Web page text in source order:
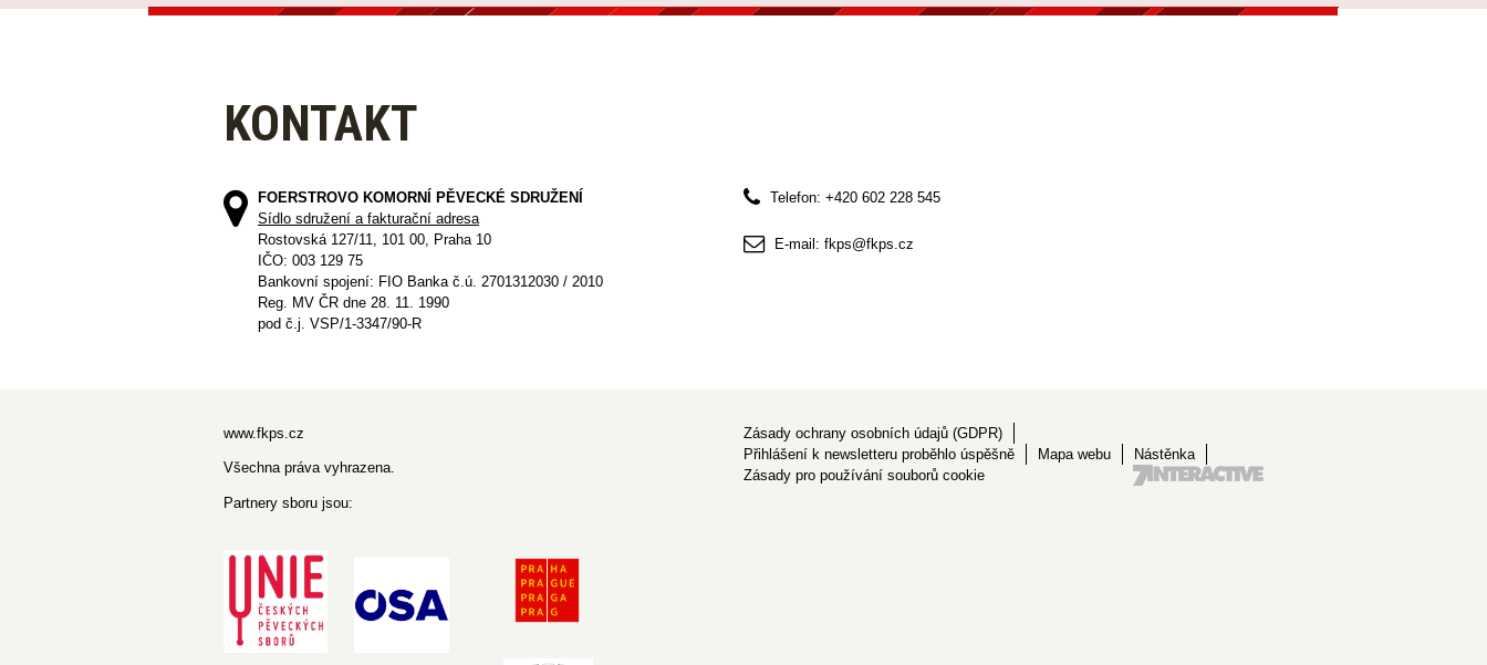
KONTAKT
FOERSTROVO KOMORNÍ PĚVECKÉ SDRUŽENÍ
Sídlo sdružení a fakturační adresa
Rostovská 127/11, 101 00, Praha 10
IČO: 003 129 75
Bankovní spojení: FIO Banka č.ú. 2701312030 / 2010
Reg. MV ČR dne 28. 11. 1990
pod č.j. VSP/1-3347/90-R
Telefon: +420 602 228 545
E-mail: fkps@fkps.cz
www.fkps.cz
Všechna práva vyhrazena.
Partnery sboru jsou:
Zásady ochrany osobních údajů (GDPR)
Přihlášení k newsletteru proběhlo úspěšně
Mapa webu
Nástěnka
Zásady pro používání souborů cookie